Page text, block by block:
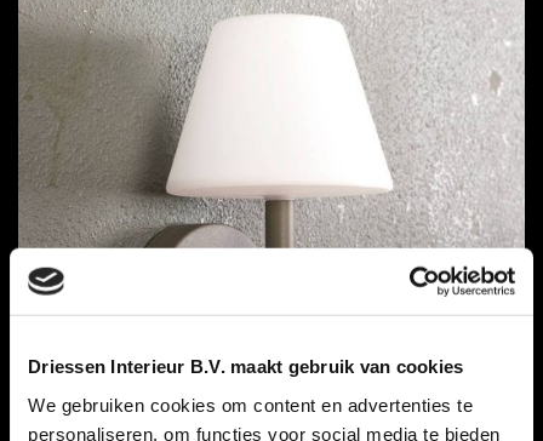
Driessen Interieur B.V. maakt gebruik van cookies
We gebruiken cookies om content en advertenties te
personaliseren, om functies voor social media te bieden